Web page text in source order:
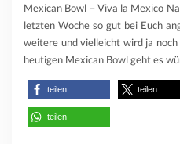
Mexican Bowl – Viva la Mexico
letzten Woche so gut bei Euch
weitere und vielleicht wird ja
heutigen Mexican Bowl geht es
teilen teilen
teilen